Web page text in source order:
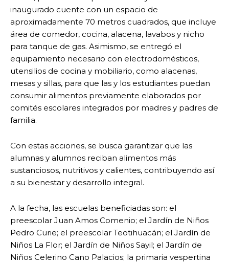
inaugurado cuente con un espacio de
aproximadamente 70 metros cuadrados, que incluye
área de comedor, cocina, alacena, lavabos y nicho
para tanque de gas. Asimismo, se entregó el
equipamiento necesario con electrodomésticos,
utensilios de cocina y mobiliario, como alacenas,
mesas y sillas, para que las y los estudiantes puedan
consumir alimentos previamente elaborados por
comités escolares integrados por madres y padres de
familia.
Con estas acciones, se busca garantizar que las
alumnas y alumnos reciban alimentos más
sustanciosos, nutritivos y calientes, contribuyendo así
a su bienestar y desarrollo integral.
A la fecha, las escuelas beneficiadas son: el
preescolar Juan Amos Comenio; el Jardín de Niños
Pedro Curie; el preescolar Teotihuacán; el Jardín de
Niños La Flor; el Jardín de Niños Sayil; el Jardín de
Niños Celerino Cano Palacios; la primaria vespertina